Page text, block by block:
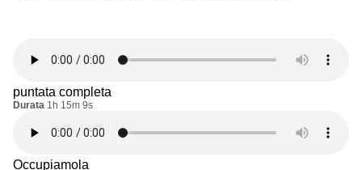
puntata completa
Durata 1h 15m 9s
Occupiamola